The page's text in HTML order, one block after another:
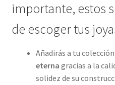
importante, estos
de escoger tus
Añadirás a tu
eterna gracias a la
solidez de su